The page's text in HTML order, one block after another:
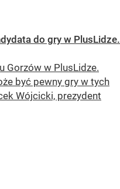
do gry w PlusLidze.
Gorzów w PlusLidze.
być pewny gry w tych
Wójcicki, prezydent